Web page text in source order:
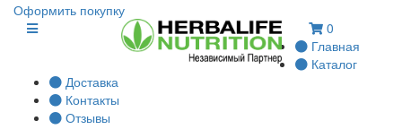
Оформить покупку
0
Главная
Каталог
Доставка
Контакты
Отзывы